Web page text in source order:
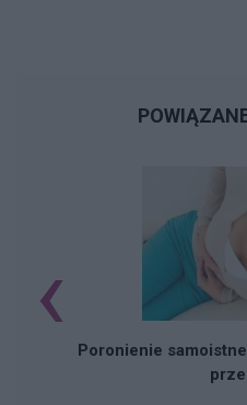
Poronienie
‹